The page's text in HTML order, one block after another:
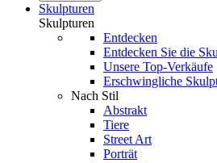
Skulpturen
Skulpturen
Entdecken
Entdecken Sie die
Unsere Top-Verkäufe
Erschwingliche
Nach Stil
Abstrakt
Tiere
Street Art
Porträt